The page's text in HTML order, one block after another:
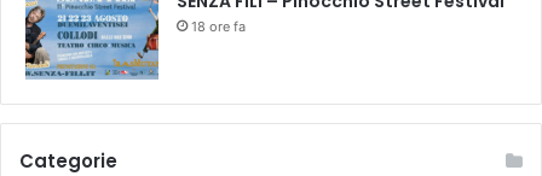
&
M
a
m
18 ore fa
Categorie